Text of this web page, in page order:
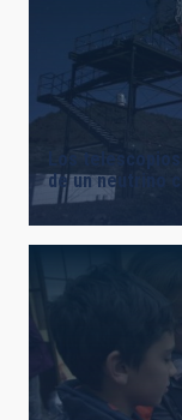
Los
de un neutrino